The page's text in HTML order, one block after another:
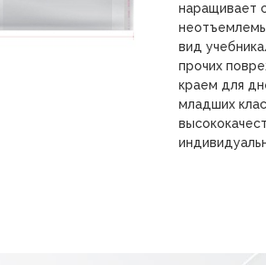
наращивает
вид
прочих
краем для
младших